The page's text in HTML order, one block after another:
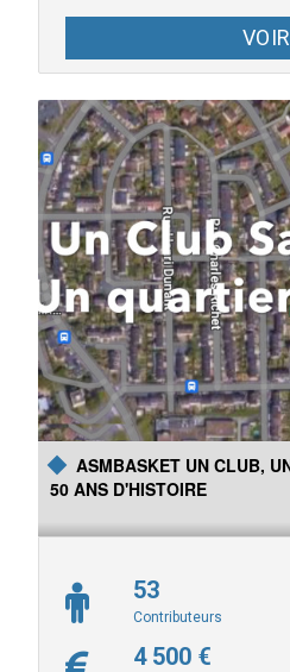
De 2019 à 2023, Georges
Granet, autrice, sont partis à la
Didi et Canette Duville. Édité par
retrace, de la fin du 18ème siècle à nos jours,
grande famille de Voyageurs
VOIR
ASMBASKET UN CLUB, UN QUARTIER, UN FILM ,
50 ANS D'HISTOIRE
53
Contributeurs
4 500 €